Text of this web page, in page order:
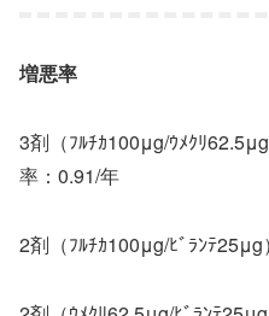
増悪率
3剤（ﾌﾙﾁｶ100μg/ｳﾒｸﾘ
率：0.91/年
2剤（ﾌﾙﾁｶ100μg/ﾋﾞﾗﾝﾃ